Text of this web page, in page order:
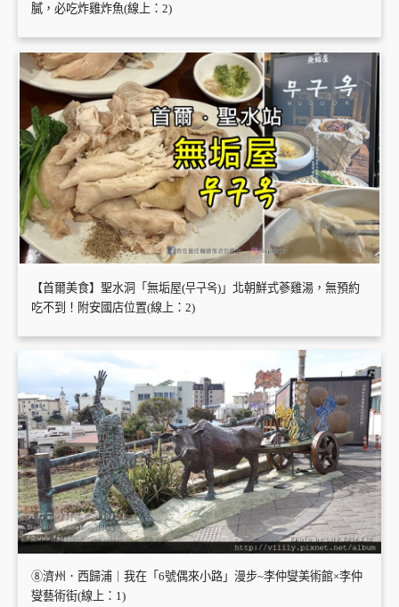
膩，必吃炸雞炸魚(線上：2)
【首爾美食】聖水洞「無垢屋(무구옥)」北朝鮮式蔘雞湯，無預約
吃不到！附安國店位置(線上：2)
⑧濟州．西歸浦｜我在「6號偶來小路」漫步~李仲燮美術館×李仲
燮藝術街(線上：1)